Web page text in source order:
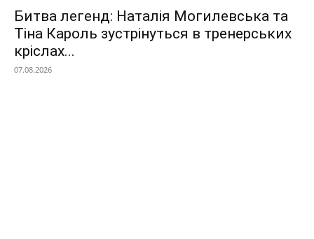
Битва легенд: Наталія Могилевська та
Тіна Кароль зустрінуться в тренерських
кріслах...
07.08.2026